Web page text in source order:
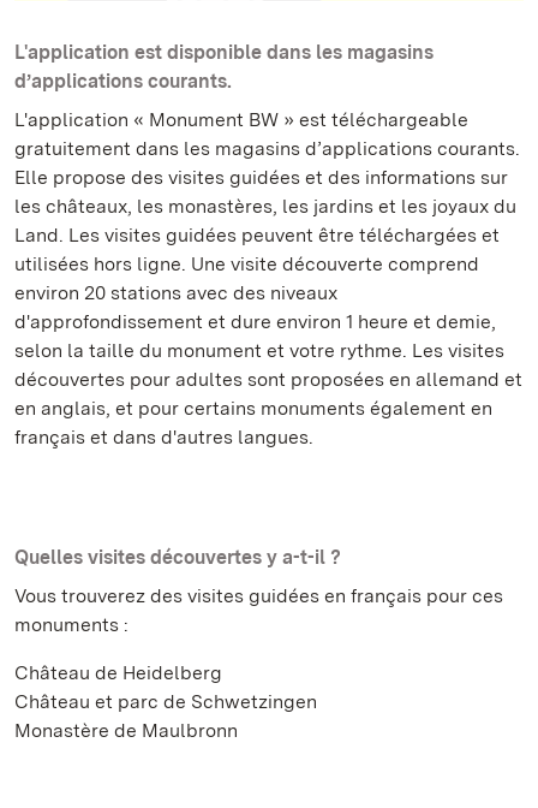
L'application est disponible dans les magasins
d’applications courants.
L'application « Monument BW » est téléchargeable
gratuitement dans les magasins d’applications courants.
Elle propose des visites guidées et des informations sur
les châteaux, les monastères, les jardins et les joyaux du
Land. Les visites guidées peuvent être téléchargées et
utilisées hors ligne. Une visite découverte comprend
environ 20 stations avec des niveaux
d'approfondissement et dure environ 1 heure et demie,
selon la taille du monument et votre rythme. Les visites
découvertes pour adultes sont proposées en allemand et
en anglais, et pour certains monuments également en
français et dans d'autres langues.
Quelles visites découvertes y a-t-il ?
Vous trouverez des visites guidées en français pour ces
monuments :
Château de Heidelberg
Château et parc de Schwetzingen
Monastère de Maulbronn